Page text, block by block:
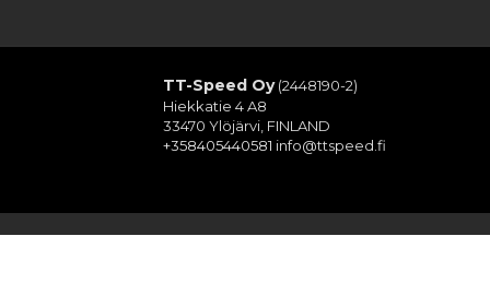
TT-Speed Oy(2448190-2)
Hiekkatie 4 A8
33470 Ylöjärvi, FINLAND
+358405440581 info@ttspeed.fi